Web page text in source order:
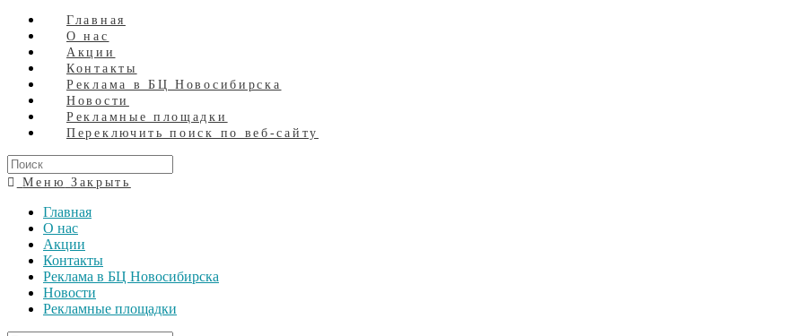
Главная
О нас
Акции
Контакты
Реклама в БЦ Новосибирска
Новости
Рекламные площадки
Переключить поиск по веб-сайту
Меню Закрыть
Главная
О нас
Акции
Контакты
Реклама в БЦ Новосибирска
Новости
Рекламные площадки